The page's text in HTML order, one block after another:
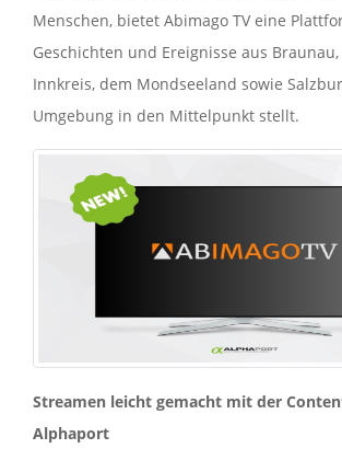
Menschen, bietet Abimago TV eine
Geschichten und Ereignisse aus
Innkreis, dem Mondseeland sowie
Umgebung in den Mittelpunkt stellt.
Streamen leicht gemacht mit der
Alphaport